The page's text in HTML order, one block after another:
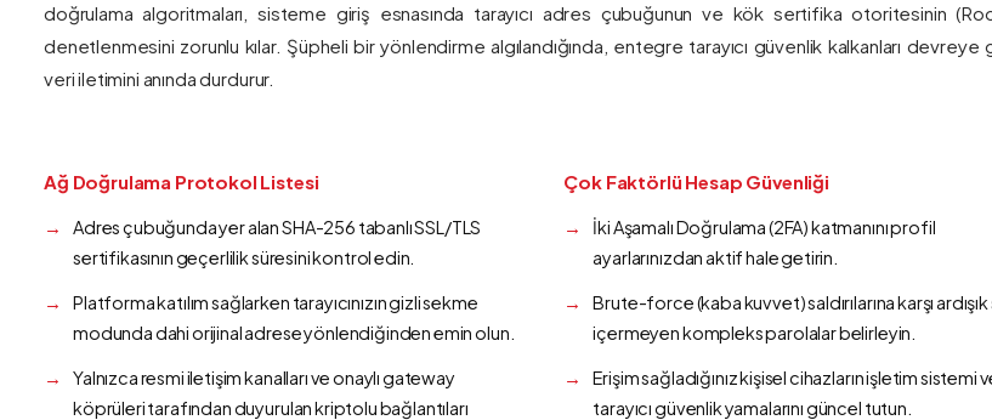
doğrulama algoritmaları, sisteme giriş esnasında tarayıcı adres çubuğunun ve kök sertifika otoritesinin
denetlenmesini zorunlu kılar. Şüpheli bir yönlendirme algılandığında, entegre tarayıcı güvenlik kalkanları devreye
veri iletimini anında durdurur.
Ağ Doğrulama Protokol Listesi
Adres çubuğunda yer alan SHA-256 tabanlı SSL/TLS
sertifikasının geçerlilik süresini kontrol edin.
Platforma katılım sağlarken tarayıcınızın gizli sekme
modunda dahi orijinal adrese yönlendiğinden emin olun.
Yalnızca resmi iletişim kanalları ve onaylı gateway
köprüleri tarafından duyurulan kriptolu bağlantıları
Çok Faktörlü Hesap Güvenliği
İki Aşamalı Doğrulama (2FA) katmanını profil
ayarlarınızdan aktif hale getirin.
Brute-force (kaba kuvvet) saldırılarına karşı ardışık
içermeyen kompleks parolalar belirleyin.
Erişim sağladığınız kişisel cihazların işletim sistemi
tarayıcı güvenlik yamalarını güncel tutun.